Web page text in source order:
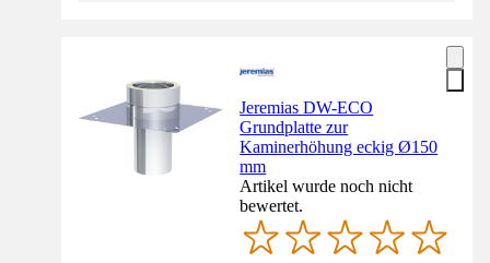
Jeremias DW-ECO
Grundplatte zur
Kaminerhöhung eckig Ø150
mm
Artikel wurde noch nicht
bewertet.